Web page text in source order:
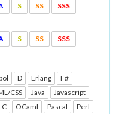
S SS SSS
S SS SSS
D Erlang
F#
CSS Java
Javascript
C OCaml Pascal
Perl